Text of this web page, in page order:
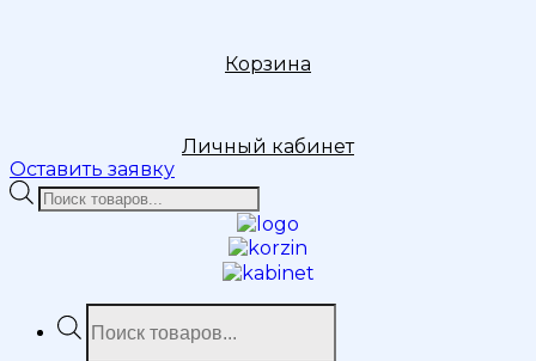
Корзина
Личный кабинет
Оставить заявку
Поиск
товаров
Поиск
товаров